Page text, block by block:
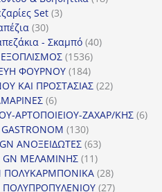
Set 33
3030
προϊόντα
- Σκαμπό 4040
ΕΞΟΠΛΙΣΜΟΣ 15361536
προϊόντα
ΦΟΥΡΝΟΥ 184184
προϊόντα
ΚΑΙ ΠΡΟΣΤΑΣΙΑΣ 2222
66
προϊόντα
ΑΡΤΟΠΟΙΕΙΟΥ-ΖΑΧΑΡ/ΚΗΣ 66
130130
προϊόντα
ΑΝΟΞΕΙΔΩΤΕΣ 6363
GN ΜΕΛΑΜΙΝΗΣ 1111
προϊόντα
ΠΟΛΥΚΑΡΜΠΟΝΙΚΑ 2828
προϊόντα
ΠΟΛΥΠΡΟΠΥΛΕΝΙΟΥ 2727